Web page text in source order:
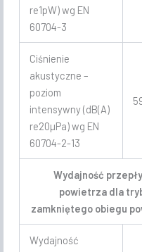
re1pW) wg EN
60704-3
Ciśnienie
akustyczne –
poziom
intensywny (dB(A)
re20µPa) wg EN
60704-2-13
Wydajność
powietrza dla
zamkniętego obiegu
Wydajność